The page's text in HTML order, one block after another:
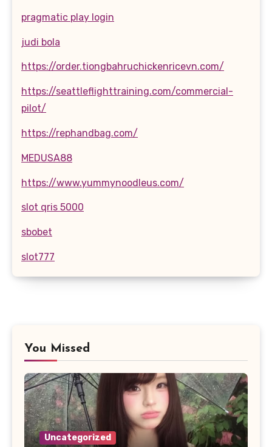
pragmatic play login
judi bola
https://order.tiongbahruchickenricevn.com/
https://seattleflighttraining.com/commercial-
pilot/
https://rephandbag.com/
MEDUSA88
https://www.yummynoodleus.com/
slot qris 5000
sbobet
slot777
You Missed
Uncategorized